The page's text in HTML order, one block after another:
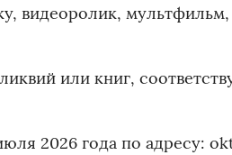
видеоролик,
или книг,
2026 года по адресу: